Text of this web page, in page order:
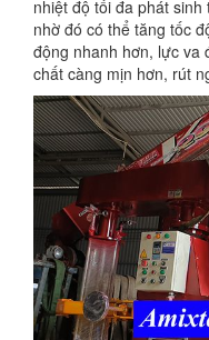
nhiệt độ tối đa phát
nhờ đó có thể tăng tốc
động nhanh hơn, lực va
chất càng mịn hơn, rút